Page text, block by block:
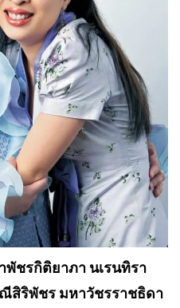
พัชรกิติยาภา นเรนทิรา
สิริพัชร มหาวัชรราชธิดา